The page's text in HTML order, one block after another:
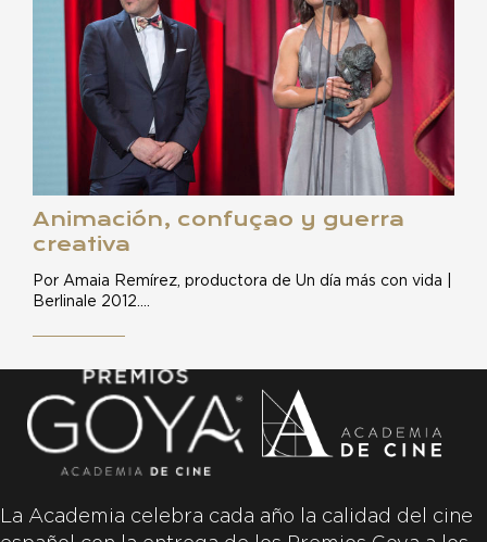
Animación, confuçao y guerra
creativa
Por Amaia Remírez, productora de Un día más con vida |
Berlinale 2012.…
La Academia celebra cada año la calidad del cine